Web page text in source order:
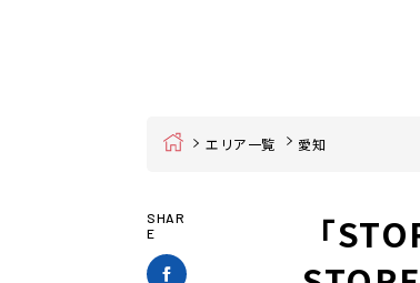
Home エリア一覧 愛知
SHAR
E
「